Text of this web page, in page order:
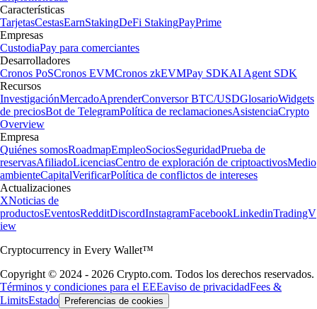
Características
TarjetasCestasEarnStakingDeFi StakingPayPrime
Empresas
CustodiaPay para comerciantes
Desarrolladores
Cronos PoSCronos EVMCronos zkEVMPay SDKAI Agent SDK
Recursos
InvestigaciónMercadoAprenderConversor BTC/USDGlosarioWidgets
de preciosBot de TelegramPolítica de reclamacionesAsistenciaCrypto
Overview
Empresa
Quiénes somosRoadmapEmpleoSociosSeguridadPrueba de
reservasAfiliadoLicenciasCentro de exploración de criptoactivosMedio
ambienteCapitalVerificarPolítica de conflictos de intereses
Actualizaciones
XNoticias de
productosEventosRedditDiscordInstagramFacebookLinkedinTradingV
iew
Cryptocurrency in Every Wallet™
Copyright © 2024 - 2026 Crypto.com. Todos los derechos reservados.
Términos y condiciones para el EEEaviso de privacidadFees &
LimitsEstado Preferencias de cookies